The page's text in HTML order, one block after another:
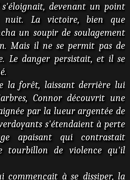
devenant un point
nuit. La victoire, bien que
un soupir de soulagement
Mais il ne se permit pas de
Le danger persistait, et il se
la forêt, laissant derrière lui
Connor découvrit une
par la lueur argentée de
s'étendaient à perte
apaisant qui contrastait
tourbillon de violence qu'il
commençait à se dissiper, la